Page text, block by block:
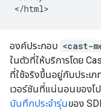
องค์ประกอบ <cast-
ในตัวที่ให้บริการโดย
ที่ใช้จริงขึ้นอยู่กับประเ
เวอร์ชันที่แน่นอนของโ
บันทึกประจำรุ่นของ